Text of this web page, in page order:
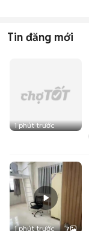
Tin đăng mới
1 phút trước
1 phút trước 7